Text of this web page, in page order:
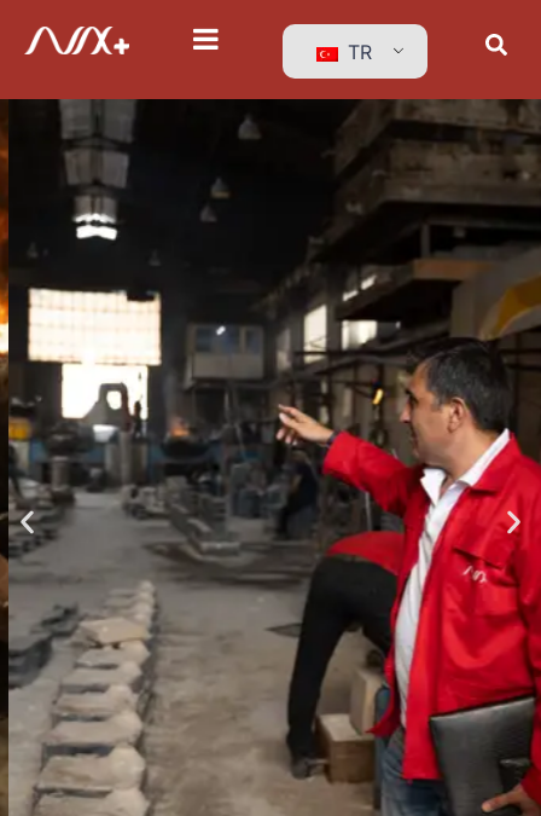
TR
Mükemmeliyete
Olan Bağlılık
Kaliteye, tedarik zinciri
mükemmelliyetine ve müşteri
memnuniyetine olan bağlılık, Avax
Plus’ın felsefesinin temel taşıdır.
Buraya tıklayın